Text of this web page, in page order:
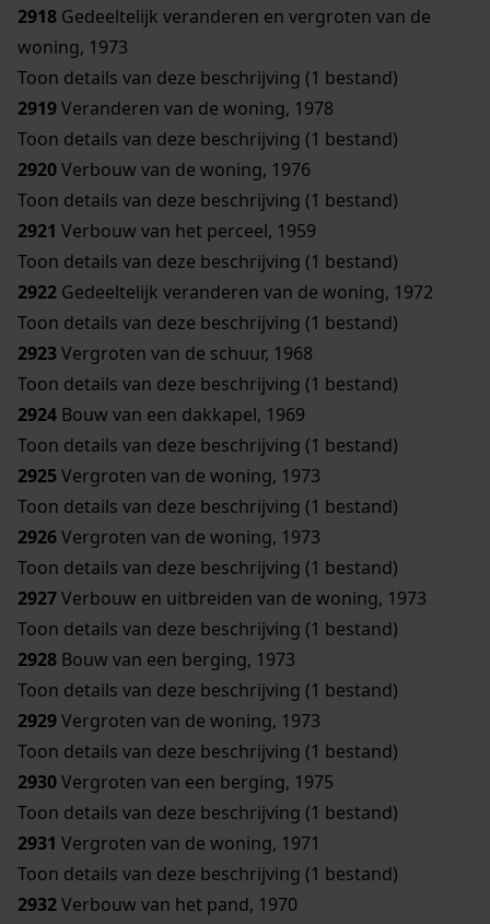
2918 Gedeeltelijk veranderen en vergroten van de
woning, 1973
Toon details van deze beschrijving (1 bestand)
2919Veranderen van de woning, 1978
Toon details van deze beschrijving (1 bestand)
2920Verbouw van de woning, 1976
Toon details van deze beschrijving (1 bestand)
2921 Verbouw van het perceel, 1959
Toon details van deze beschrijving (1 bestand)
2922 Gedeeltelijk veranderen van de woning, 1972
Toon details van deze beschrijving (1 bestand)
2923Vergroten van de schuur, 1968
Toon details van deze beschrijving (1 bestand)
2924 Bouw van een dakkapel, 1969
Toon details van deze beschrijving (1 bestand)
2925Vergroten van de woning, 1973
Toon details van deze beschrijving (1 bestand)
2926Vergroten van de woning, 1973
Toon details van deze beschrijving (1 bestand)
2927Verbouw en uitbreiden van de woning, 1973
Toon details van deze beschrijving (1 bestand)
2928 Bouw van een berging, 1973
Toon details van deze beschrijving (1 bestand)
2929Vergroten van de woning, 1973
Toon details van deze beschrijving (1 bestand)
2930Vergroten van een berging, 1975
Toon details van deze beschrijving (1 bestand)
2931 Vergroten van de woning, 1971
Toon details van deze beschrijving (1 bestand)
2932Verbouw van het pand, 1970